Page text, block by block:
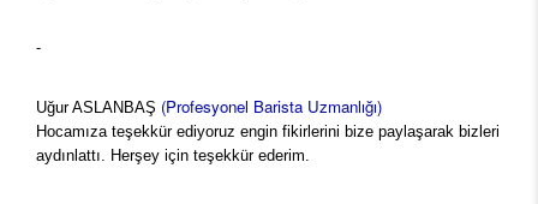
-
Uğur ASLANBAŞ (Profesyonel Barista Uzmanlığı)
Hocamıza teşekkür ediyoruz engin fikirlerini bize paylaşarak bizleri
aydınlattı. Herşey için teşekkür ederim.